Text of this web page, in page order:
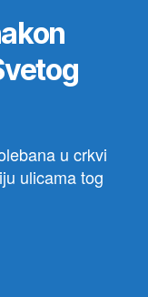
u crkvi
ulicama tog